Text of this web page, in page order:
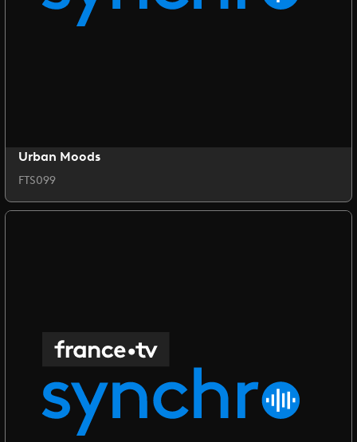
Urban Moods
FTS099